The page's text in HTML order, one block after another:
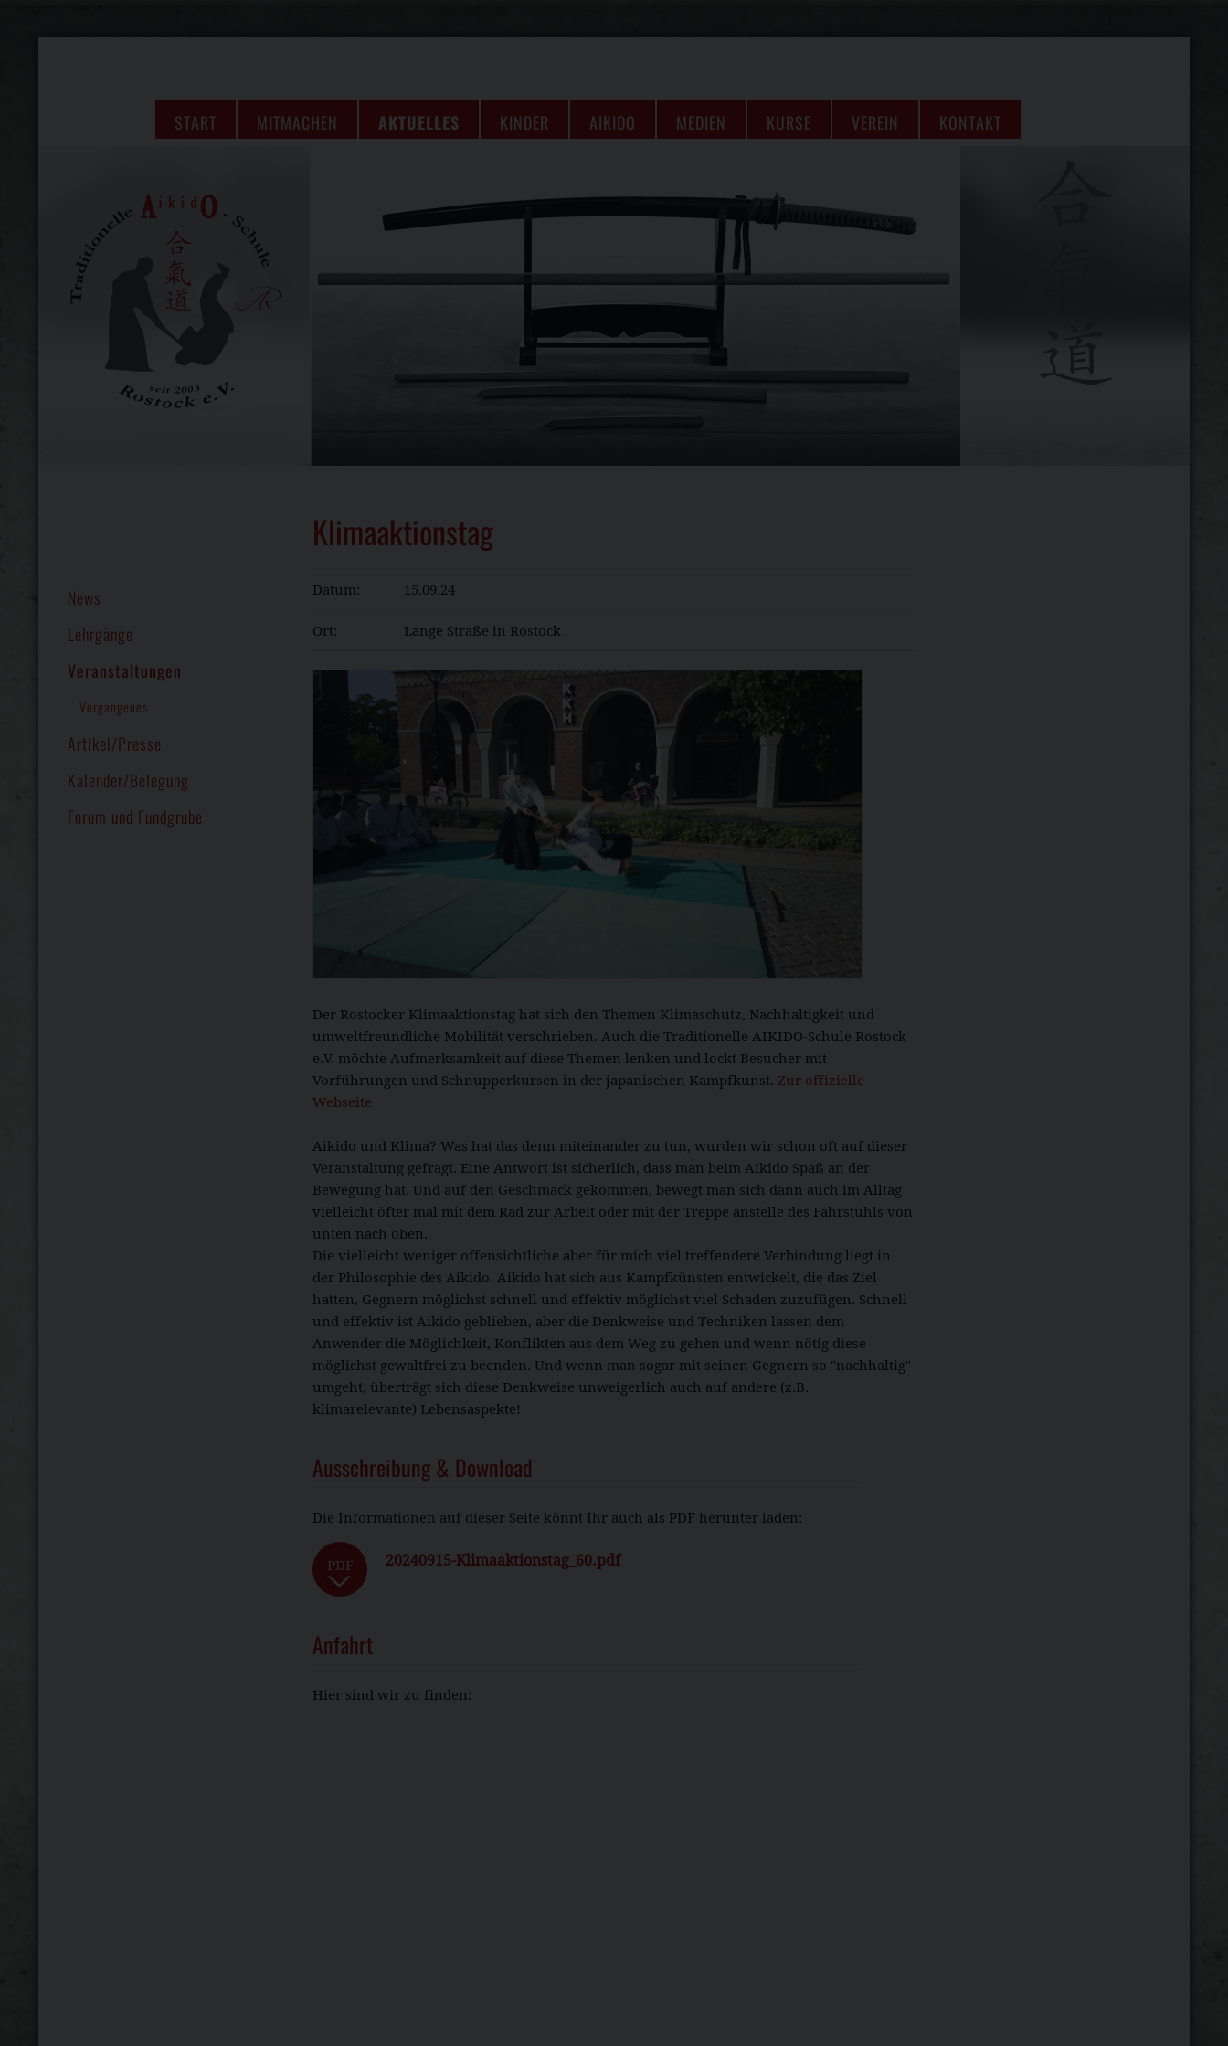
START MITMACHEN AKTUELLES KINDER AIKIDO MEDIEN KURSE VEREIN KONTAKT
News
Lehrgänge
Veranstaltungen
Vergangenes
Artikel/Presse
Kalender/Belegung
Forum und Fundgrube
Klimaaktionstag
Datum: 15.09.24
Ort: Lange Straße in Rostock
Der Rostocker Klimaaktionstag hat sich den Themen Klimaschutz, Nachhaltigkeit und
umweltfreundliche Mobilität verschrieben. Auch die Traditionelle AIKIDO-Schule Rostock
e.V. möchte Aufmerksamkeit auf diese Themen lenken und lockt Besucher mit
Vorführungen und Schnupperkursen in der japanischen Kampfkunst. Zur offizielle
Webseite
Aikido und Klima? Was hat das denn miteinander zu tun, wurden wir schon oft auf dieser
Veranstaltung gefragt. Eine Antwort ist sicherlich, dass man beim Aikido Spaß an der
Bewegung hat. Und auf den Geschmack gekommen, bewegt man sich dann auch im Alltag
vielleicht öfter mal mit dem Rad zur Arbeit oder mit der Treppe anstelle des Fahrstuhls von
unten nach oben.
Die vielleicht weniger offensichtliche aber für mich viel treffendere Verbindung liegt in
der Philosophie des Aikido. Aikido hat sich aus Kampfkünsten entwickelt, die das Ziel
hatten, Gegnern möglichst schnell und effektiv möglichst viel Schaden zuzufügen. Schnell
und effektiv ist Aikido geblieben, aber die Denkweise und Techniken lassen dem
Anwender die Möglichkeit, Konflikten aus dem Weg zu gehen und wenn nötig diese
möglichst gewaltfrei zu beenden. Und wenn man sogar mit seinen Gegnern so "nachhaltig"
umgeht, überträgt sich diese Denkweise unweigerlich auch auf andere (z.B.
klimarelevante) Lebensaspekte!
Ausschreibung & Download
Die Informationen auf dieser Seite könnt Ihr auch als PDF herunter laden:
PDF 20240915-Klimaaktionstag_60.pdf
Anfahrt
Hier sind wir zu finden: